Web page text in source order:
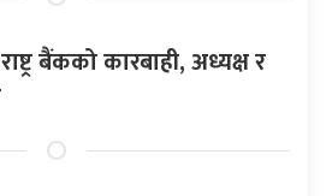
बैंकको कारबाही, अध्यक्ष र